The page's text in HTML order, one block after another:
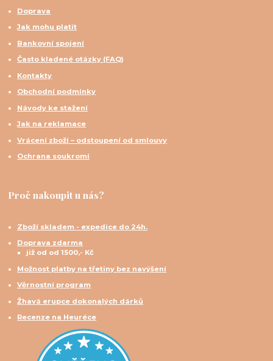
Doprava
Jak mohu platit
Bankovní spojení
Často kladené otázky (FAQ)
Kontakty
Obchodní podmínky
Návody ke stažení
Jak na reklamace
Vrácení zboží – odstoupení od smlouvy
Ochrana soukromí
Proč nakoupit u nás?
Zboží skladem - expedice do 24h.
Doprava zdarma
již od od 1500,- Kč
Možnost platby na třetiny bez navýšení
Věrnostní program
Žhavá erupce dokonalých dárků
Recenze na Heuréce